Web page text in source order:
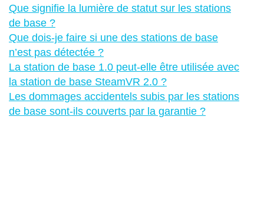
Que signifie la lumière de statut sur les stations
de base ?
Que dois-je faire si une des stations de base
n’est pas détectée ?
La station de base 1.0 peut-elle être utilisée avec
la station de base SteamVR 2.0 ?
Les dommages accidentels subis par les stations
de base sont-ils couverts par la garantie ?